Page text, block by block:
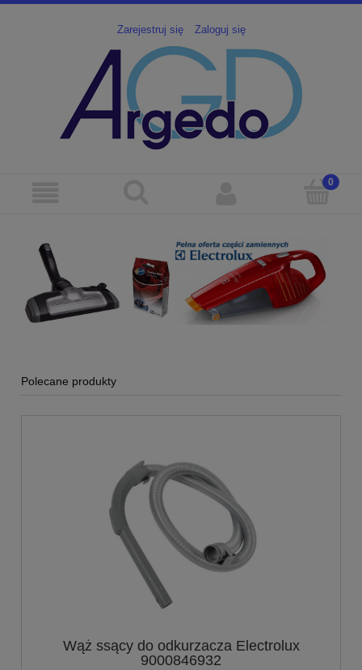
Zarejestruj się Zaloguj się
Polecane produkty
Wąż ssący do odkurzacza Electrolux
9000846932